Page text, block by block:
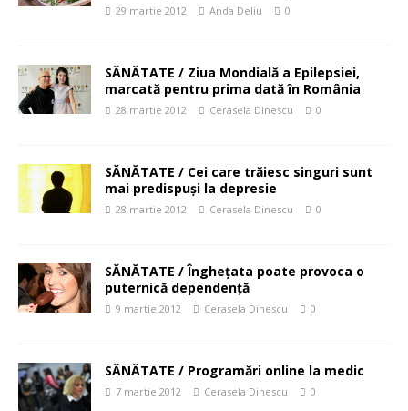
29 martie 2012 Anda Deliu 0
SĂNĂTATE / Ziua Mondială a Epilepsiei,
marcată pentru prima dată în România
28 martie 2012 Cerasela Dinescu 0
SĂNĂTATE / Cei care trăiesc singuri sunt
mai predispuşi la depresie
28 martie 2012 Cerasela Dinescu 0
SĂNĂTATE / Îngheţata poate provoca o
puternică dependenţă
9 martie 2012 Cerasela Dinescu 0
SĂNĂTATE / Programări online la medic
7 martie 2012 Cerasela Dinescu 0